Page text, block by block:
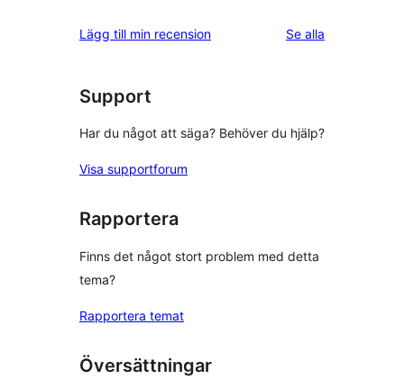
Lägg till min recension Se alla
Support
Har du något att säga? Behöver du hjälp?
Visa supportforum
Rapportera
Finns det något stort problem med detta
tema?
Rapportera temat
Översättningar